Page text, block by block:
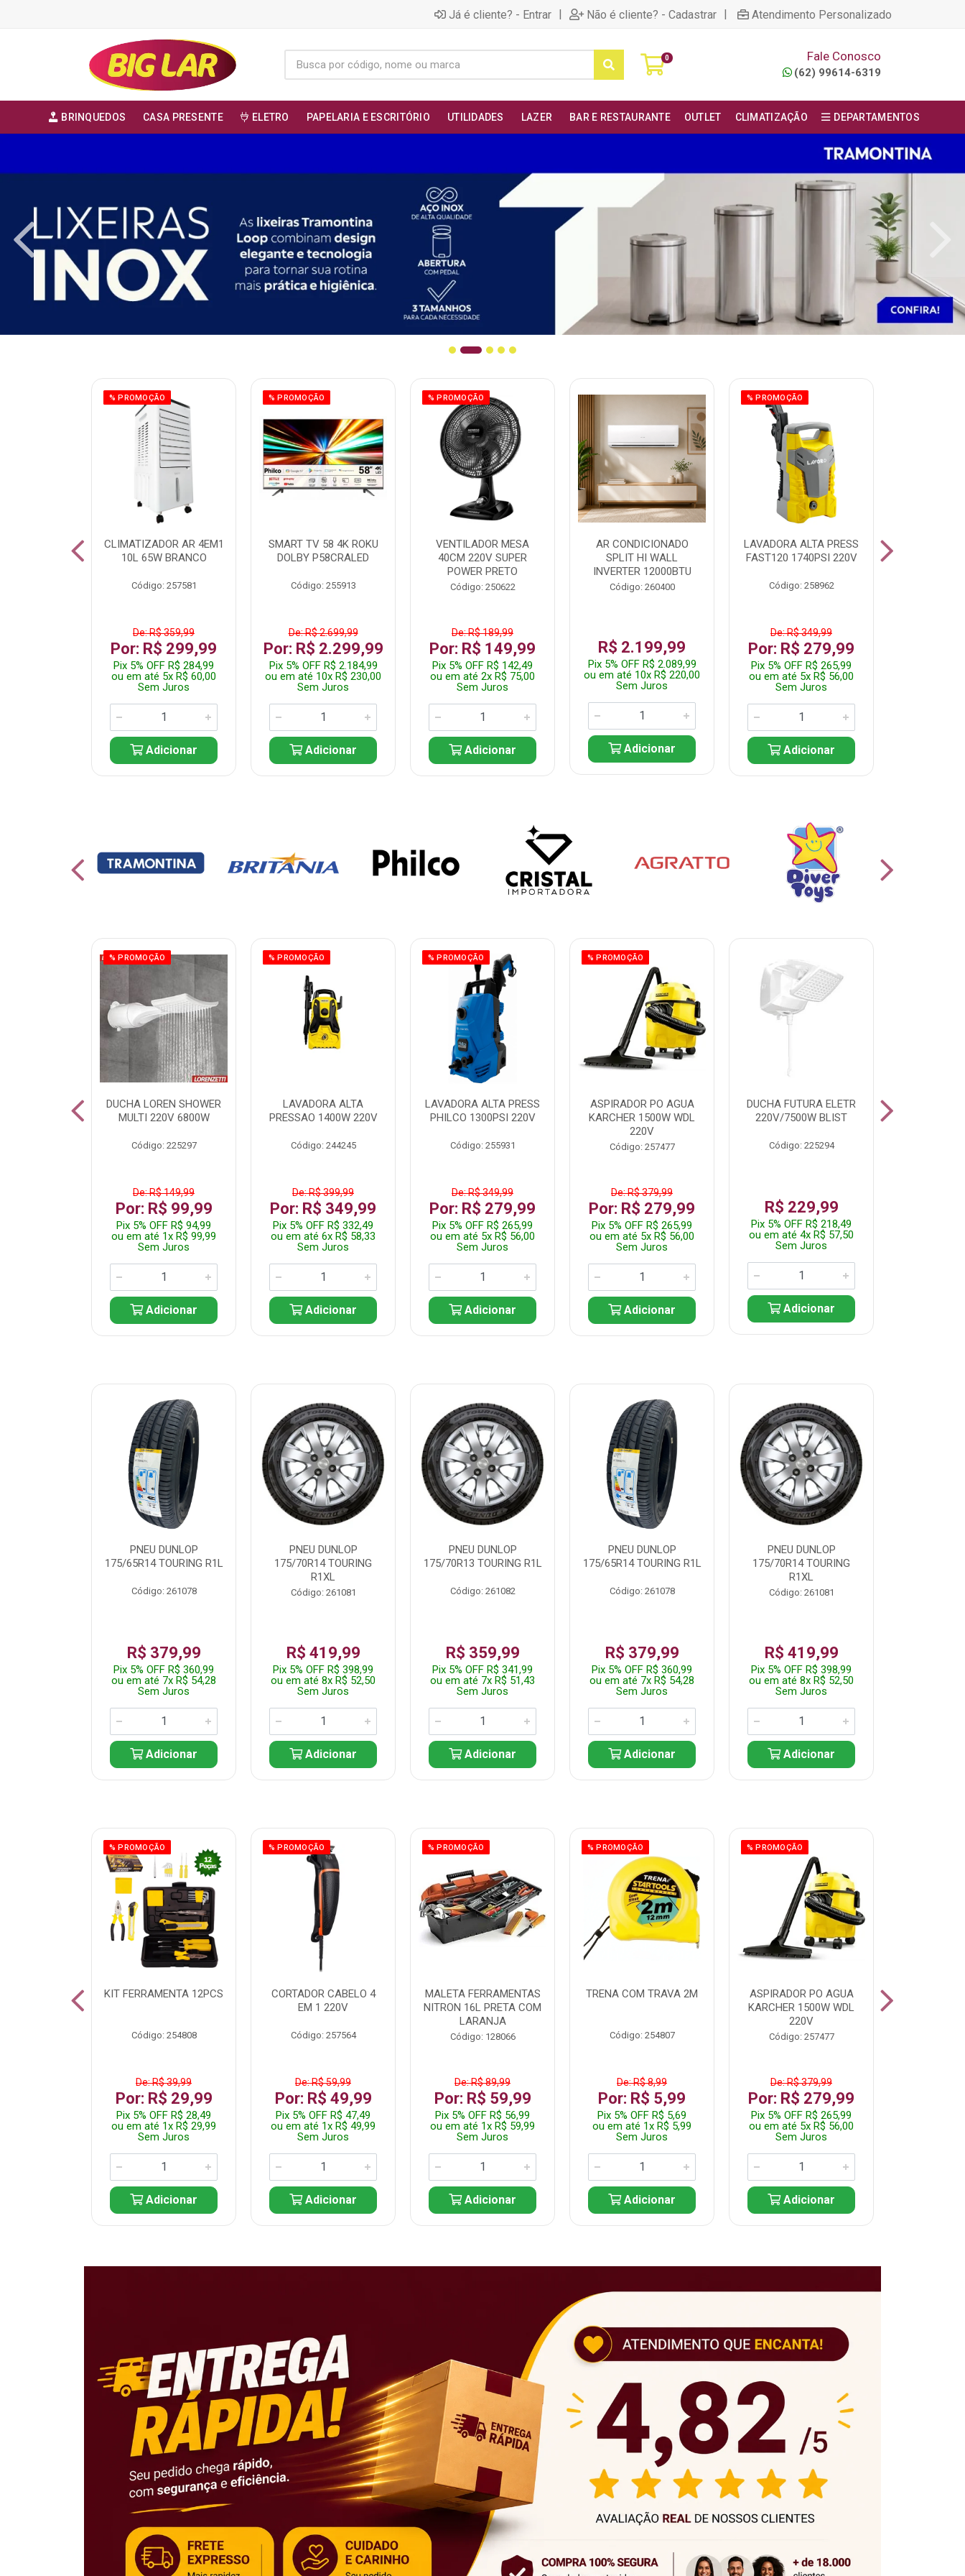
Já é cliente? - Entrar | Não é cliente? - Cadastrar | Atendimento Personalizado
0 Fale Conosco
(62) 99614-6319
BRINQUEDOS CASA PRESENTE ELETRO PAPELARIA E ESCRITÓRIO UTILIDADES LAZER BAR E RESTAURANTE OUTLET CLIMATIZAÇÃO DEPARTAMENTOS
% PROMOÇÃO
CLIMATIZADOR AR 4EM1
10L 65W BRANCO
Código: 257581
De: R$ 359,99
Por: R$ 299,99
Pix 5% OFF R$ 284,99
ou em até 5x R$ 60,00
Sem Juros
Adicionar
% PROMOÇÃO
SMART TV 58 4K ROKU
DOLBY P58CRALED
Código: 255913
De: R$ 2.699,99
Por: R$ 2.299,99
Pix 5% OFF R$ 2.184,99
ou em até 10x R$ 230,00
Sem Juros
Adicionar
% PROMOÇÃO
VENTILADOR MESA
40CM 220V SUPER
POWER PRETO
Código: 250622
De: R$ 189,99
Por: R$ 149,99
Pix 5% OFF R$ 142,49
ou em até 2x R$ 75,00
Sem Juros
Adicionar
AR CONDICIONADO
SPLIT HI WALL
INVERTER 12000BTU
Código: 260400
R$ 2.199,99
Pix 5% OFF R$ 2.089,99
ou em até 10x R$ 220,00
Sem Juros
Adicionar
% PROMOÇÃO
LAVADORA ALTA PRESS
FAST120 1740PSI 220V
Código: 258962
De: R$ 349,99
Por: R$ 279,99
Pix 5% OFF R$ 265,99
ou em até 5x R$ 56,00
Sem Juros
Adicionar
% PROMOÇÃO
DUCHA LOREN SHOWER
MULTI 220V 6800W
Código: 225297
De: R$ 149,99
Por: R$ 99,99
Pix 5% OFF R$ 94,99
ou em até 1x R$ 99,99
Sem Juros
Adicionar
% PROMOÇÃO
LAVADORA ALTA
PRESSAO 1400W 220V
Código: 244245
De: R$ 399,99
Por: R$ 349,99
Pix 5% OFF R$ 332,49
ou em até 6x R$ 58,33
Sem Juros
Adicionar
% PROMOÇÃO
LAVADORA ALTA PRESS
PHILCO 1300PSI 220V
Código: 255931
De: R$ 349,99
Por: R$ 279,99
Pix 5% OFF R$ 265,99
ou em até 5x R$ 56,00
Sem Juros
Adicionar
% PROMOÇÃO
ASPIRADOR PO AGUA
KARCHER 1500W WDL
220V
Código: 257477
De: R$ 379,99
Por: R$ 279,99
Pix 5% OFF R$ 265,99
ou em até 5x R$ 56,00
Sem Juros
Adicionar
DUCHA FUTURA ELETR
220V/7500W BLIST
Código: 225294
R$ 229,99
Pix 5% OFF R$ 218,49
ou em até 4x R$ 57,50
Sem Juros
Adicionar
PNEU DUNLOP
175/65R14 TOURING R1L
Código: 261078
R$ 379,99
Pix 5% OFF R$ 360,99
ou em até 7x R$ 54,28
Sem Juros
Adicionar
PNEU DUNLOP
175/70R14 TOURING
R1XL
Código: 261081
R$ 419,99
Pix 5% OFF R$ 398,99
ou em até 8x R$ 52,50
Sem Juros
Adicionar
PNEU DUNLOP
175/70R13 TOURING R1L
Código: 261082
R$ 359,99
Pix 5% OFF R$ 341,99
ou em até 7x R$ 51,43
Sem Juros
Adicionar
PNEU DUNLOP
175/65R14 TOURING R1L
Código: 261078
R$ 379,99
Pix 5% OFF R$ 360,99
ou em até 7x R$ 54,28
Sem Juros
Adicionar
PNEU DUNLOP
175/70R14 TOURING
R1XL
Código: 261081
R$ 419,99
Pix 5% OFF R$ 398,99
ou em até 8x R$ 52,50
Sem Juros
Adicionar
% PROMOÇÃO
KIT FERRAMENTA 12PCS
Código: 254808
De: R$ 39,99
Por: R$ 29,99
Pix 5% OFF R$ 28,49
ou em até 1x R$ 29,99
Sem Juros
Adicionar
% PROMOÇÃO
CORTADOR CABELO 4
EM 1 220V
Código: 257564
De: R$ 59,99
Por: R$ 49,99
Pix 5% OFF R$ 47,49
ou em até 1x R$ 49,99
Sem Juros
Adicionar
% PROMOÇÃO
MALETA FERRAMENTAS
NITRON 16L PRETA COM
LARANJA
Código: 128066
De: R$ 89,99
Por: R$ 59,99
Pix 5% OFF R$ 56,99
ou em até 1x R$ 59,99
Sem Juros
Adicionar
% PROMOÇÃO
TRENA COM TRAVA 2M
Código: 254807
De: R$ 8,99
Por: R$ 5,99
Pix 5% OFF R$ 5,69
ou em até 1x R$ 5,99
Sem Juros
Adicionar
% PROMOÇÃO
ASPIRADOR PO AGUA
KARCHER 1500W WDL
220V
Código: 257477
De: R$ 379,99
Por: R$ 279,99
Pix 5% OFF R$ 265,99
ou em até 5x R$ 56,00
Sem Juros
Adicionar